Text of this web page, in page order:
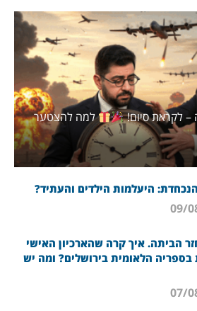
– לקראת סיום!
למה להצטער
היעלמות הילדים והעתיד?
חזר הביתה. איך קרה שהארכיון האישי
הלאומית בירושלים? ומה יש